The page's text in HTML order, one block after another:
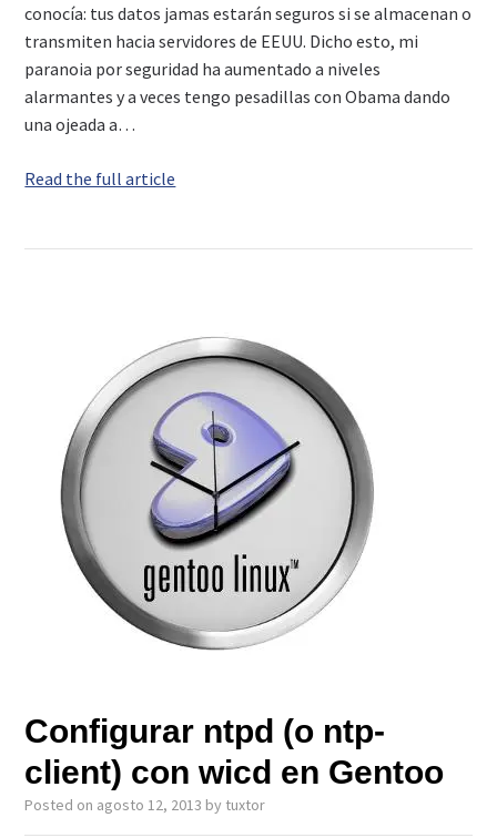
conocía: tus datos jamas estarán seguros si se almacenan o
transmiten hacia servidores de EEUU. Dicho esto, mi
paranoia por seguridad ha aumentado a niveles
alarmantes y a veces tengo pesadillas con Obama dando
una ojeada a…
Read the full article
Configurar ntpd (o ntp-
client) con wicd en Gentoo
Posted on agosto 12, 2013 by tuxtor